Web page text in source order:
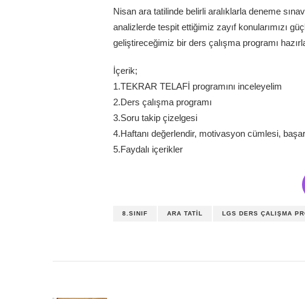
Nisan ara tatilinde belirli aralıklarla deneme
analizlerde tespit ettiğimiz zayıf konularımızı
geliştireceğimiz bir ders çalışma programı
İçerik;
1.TEKRAR TELAFİ programını inceleyelim
2.Ders çalışma programı
3.Soru takip çizelgesi
4.Haftanı değerlendir, motivasyon cümlesi,
5.Faydalı içerikler
8.SINIF ARA TATIL LGS DERS ÇALIŞMA